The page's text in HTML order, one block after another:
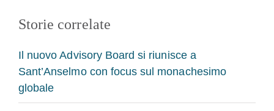
Storie correlate
Il nuovo Advisory Board si riunisce a
Sant’Anselmo con focus sul monachesimo
globale